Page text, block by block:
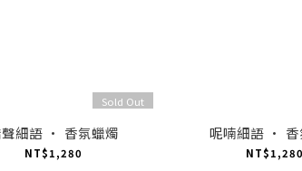
Sold Out
細語 · 香氛蠟燭
NT$1,280
呢喃細語 · 香
NT$1,280